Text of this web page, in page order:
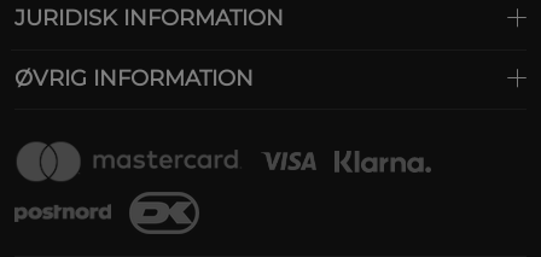
JURIDISK INFORMATION
ØVRIG INFORMATION